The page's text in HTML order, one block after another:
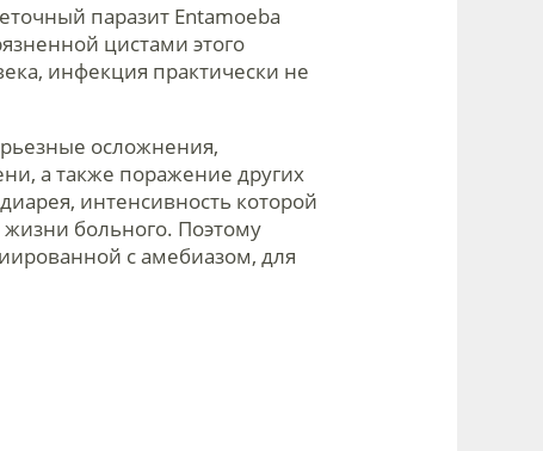
паразит Entamoeba
цистами этого
инфекция практически не
осложнения,
а также поражение других
интенсивность которой
больного. Поэтому
с амебиазом, для